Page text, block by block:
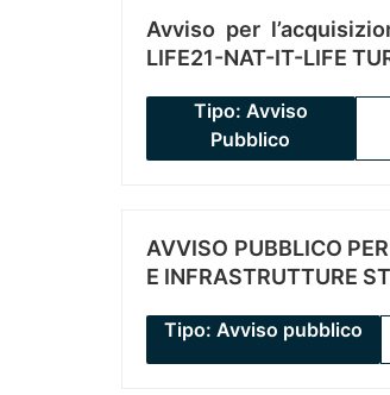
Avviso per
LIFE21-NAT-IT-LIFE
Tipo: Avviso
Pubblico
AVVISO PUBBLICO
E INFRASTRUTTURE
Tipo: Avviso pubblico